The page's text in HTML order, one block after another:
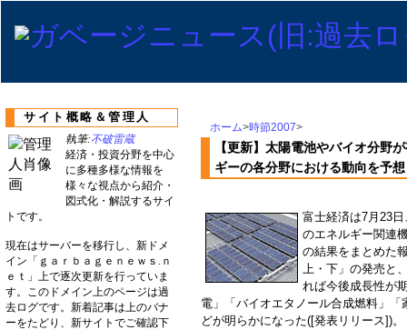
ホーム>時節2007>
【更新】太陽電池やバイオ分野
ギーの各分野における動向を予想
富士経済は7月23
のエネルギー関連
の結果をまとめた
上・下」の発売と
れば今後成長性が
電」「バイオエタノール合成燃料」
どが明らかになった([発表リリース])。
サイト概略＆管理人
執筆:不破雷蔵
経済・投資分野を中心
に多種多様な情報を
様々な視点から紹介・
図式化・解説するサイ
トです。
現在はサーバーを移行し、新ドメ
イン「ｇａｒｂａｇｅｎｅｗｓ.ｎ
ｅｔ」上で逐次更新を行っていま
す。このドメイン上のページは過
去ログです。新着記事は上のバナ
ーをたどり、新サイトでご確認下